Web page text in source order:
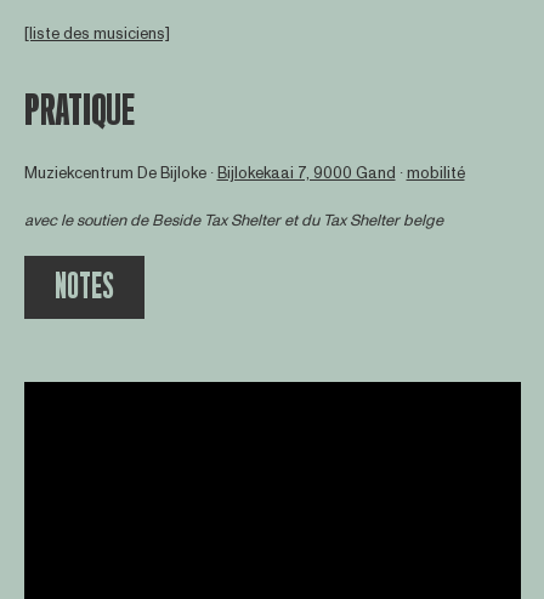
NOTES
[liste des musiciens]
PRATIQUE
Muziekcentrum De Bijloke ∙Bijlokekaai 7, 9000 Gand ∙mobilité
avec le soutien deBeside Tax Shelteret du Tax Shelter belge